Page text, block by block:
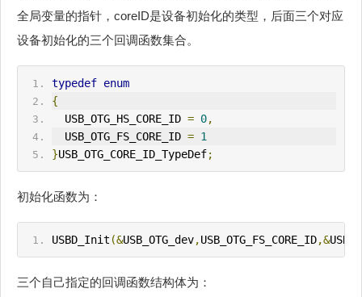
全局变量的指针，coreID是设备初始化的类型，后面三个对应
设备初始化的三个回调函数集合。
typedef enum
{
  USB_OTG_HS_CORE_ID
= 0,
  USB_OTG_FS_CORE_ID
= 1
}USB_OTG_CORE_ID_TypeDef;
初始化函数为：
USBD_Init (&USB_OTG_dev,USB_OTG_FS_CORE_ID,&
三个自己指定的回调函数结构体为：